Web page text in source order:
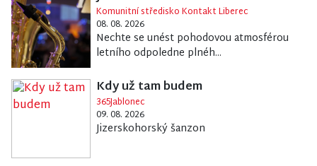
Komunitní středisko Kontakt Liberec
08. 08. 2026
Nechte se unést pohodovou atmosférou
letního odpoledne plnéh...
Kdy už tam budem
365Jablonec
09. 08. 2026
Jizerskohorský šanzon